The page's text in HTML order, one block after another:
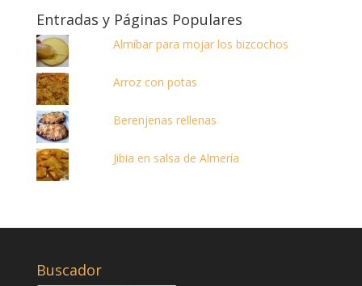
Entradas y Páginas Populares
Almíbar para mojar los bizcochos
Arroz con potas
Berenjenas rellenas
Jibia en salsa de Almería
Buscador